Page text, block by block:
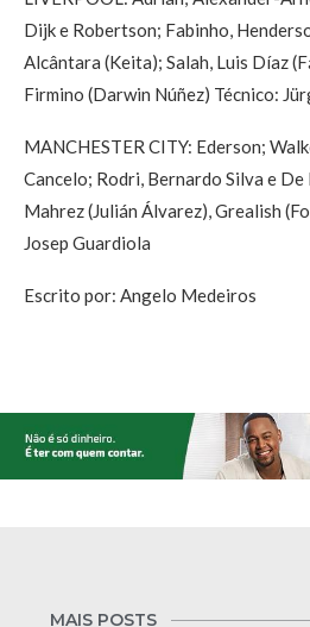
Dijk e Robertson; Fabinho,
Alcântara (Keita); Salah, Luis Díaz
Firmino (Darwin Núñez) Técnico:
MANCHESTER CITY: Ederson;
Cancelo; Rodri, Bernardo Silva e De
Mahrez (Julián Álvarez), Grealish
Josep Guardiola
Escrito por: Angelo Medeiros
MAIS POSTS